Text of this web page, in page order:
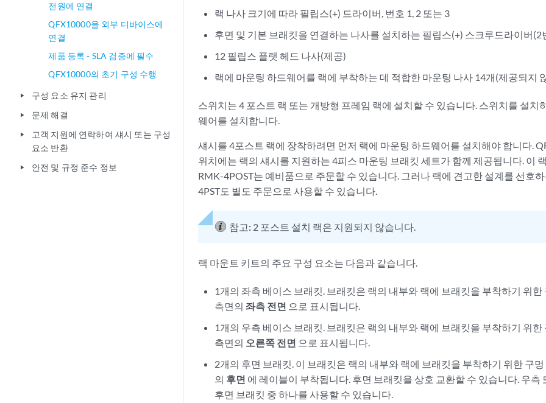
전원에 연결
QFX10000을 외부 디바이스에
연결
제품 등록 - SLA 검증에 필수
QFX10000의 초기 구성 수행
play_arrow 구성 요소 유지 관리
play_arrow 문제 해결
play_arrow
고객 지원에 연락하여 섀시 또는 구성
요소 반환
play_arrow 안전 및 규정 준수 정보
랙 나사 크기에 따라 필립스(+) 드라이버, 번호 1, 2 또는 3
후면 및 기본 브래킷을 연결하는 나사를 설치하는 필립스(+) 스크루드라이버(2
12 필립스 플랫 헤드 나사(제공)
랙에 마운팅 하드웨어를 랙에 부착하는 데 적합한 마운팅 나사 14개(제공되지
스위치는 4 포스트 랙 또는 개방형 프레임 랙에 설치할 수 있습니다. 스위치를 설치
웨어를 설치합니다.
섀시를 4포스트 랙에 장착하려면 먼저 랙에 마운팅 하드웨어를 설치해야 합니다.
위치에는 랙의 섀시를 지원하는 4피스 마운팅 브래킷 세트가 함께 제공됩니다. 이
RMK-4POST는 예비품으로 주문할 수 있습니다. 그러나 랙에 견고한 설계를 선호
4PST도 별도 주문으로 사용할 수 있습니다.
참고: 2 포스트 설치 랙은 지원되지 않습니다.
랙 마운트 키트의 주요 구성 요소는 다음과 같습니다.
1개의 좌측 베이스 브래킷. 브래킷은 랙의 내부와 랙에 브래킷을 부착하기 위한
측면의 좌측 전면 으로 표시됩니다.
1개의 우측 베이스 브래킷. 브래킷은 랙의 내부와 랙에 브래킷을 부착하기 위한
측면의 오른쪽 전면 으로 표시됩니다.
2개의 후면 브래킷. 이 브래킷은 랙의 내부와 랙에 브래킷을 부착하기 위한 구
의 후면 에 레이블이 부착됩니다. 후면 브래킷을 상호 교환할 수 있습니다. 우측
후면 브래킷 중 하나를 사용할 수 있습니다.